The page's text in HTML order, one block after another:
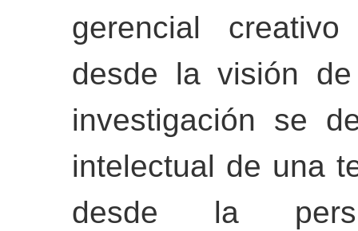
gerencial
desde la visión
investigación se
intelectual de una
desde la